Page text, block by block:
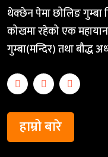
थेक्छेन पेमा छोलिङ गुम्बा
कोखमा रहेको एक महायान
गुम्बा(मन्दिर) तथा बौद्ध
हाम्रो बारे